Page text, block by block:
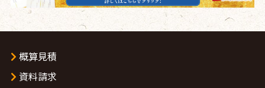
概算見積
資料請求